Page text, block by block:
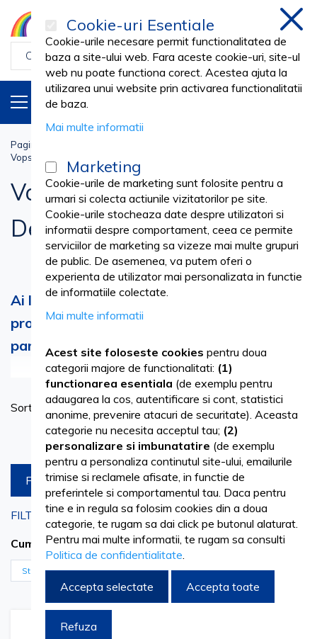
PRODUSE
Pagina principala
Vopsea Par, Oxidant & Decolorant
Vopsea Par, Oxidant &
Decolorant
Ai liber la creativitatea cu solutii
profesionale de colorare si decolorare a
parului cu gama MAXIMA
Intra in lumea posibilitatilor nelimitate cu gama noastra de
produse profesionale pentru colorarea si decolorarea
parului. La Vetro Design, suntem dedicati sa oferim
saloanelor de coafura si profesionistilor din domeniu
instrumentele de care au nevoie pentru a-si dezlantui
creativitatea si a obtine rezultate uimitoare. Cu o paleta
extinsa de 127 de culori de par, incluzand 90 de nuante, 9
decolorante, 8 culori mixte, 8 nuante metalice, 5 culori
creative si 7 nuante de toner, aveti libertatea de a va
exprima stilul unic si de a raspunde dorintelor fiecarui client.
Sortare dupa
Produse pe pagina
FILTREAZA
FILTRARI CURENTE
Cumpara acum de la 5.6 SATEN ROSCAT DESCHIS
Sterge filtrele
Cookie-uri Esentiale
Cookie-urile necesare permit functionalitatea de
baza a site-ului web. Fara aceste cookie-uri, site-ul
web nu poate functiona corect. Acestea ajuta la
utilizarea unui website prin activarea functionalitatii
de baza.
Mai multe informatii
Marketing
Cookie-urile de marketing sunt folosite pentru a
urmari si colecta actiunile vizitatorilor pe site.
Cookie-urile stocheaza date despre utilizatori si
informatii despre comportament, ceea ce permite
serviciilor de marketing sa vizeze mai multe grupuri
de public. De asemenea, va putem oferi o
experienta de utilizator mai personalizata in functie
de informatiile colectate.
Mai multe informatii
Acest site foloseste cookies pentru doua
categorii majore de functionalitati: (1)
functionarea esentiala (de exemplu pentru
adaugarea la cos, autentificare si cont, statistici
anonime, prevenire atacuri de securitate). Aceasta
categorie nu necesita acceptul tau; (2)
personalizare si imbunatatire (de exemplu
pentru a personaliza continutul site-ului, emailurile
trimise si reclamele afisate, in functie de
preferintele si comportamentul tau. Daca pentru
tine e in regula sa folosim cookies din a doua
categorie, te rugam sa dai click pe butonul alaturat.
Pentru mai multe informatii, te rugam sa consulti
Politica de confidentialitate.
Accepta selectate Accepta toate
Refuza